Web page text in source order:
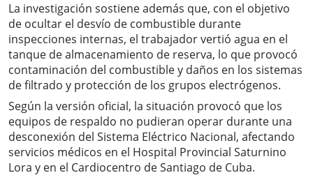
La investigación sostiene además que, con el objetivo
de ocultar el desvío de combustible durante
inspecciones internas, el trabajador vertió agua en el
tanque de almacenamiento de reserva, lo que provocó
contaminación del combustible y daños en los sistemas
de filtrado y protección de los grupos electrógenos.
Según la versión oficial, la situación provocó que los
equipos de respaldo no pudieran operar durante una
desconexión del Sistema Eléctrico Nacional, afectando
servicios médicos en el Hospital Provincial Saturnino
Lora y en el Cardiocentro de Santiago de Cuba.